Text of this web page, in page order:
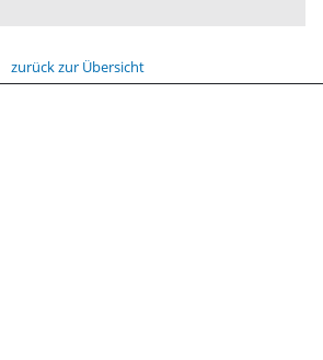
zurück zur Übersicht